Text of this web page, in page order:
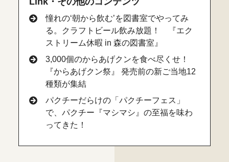
憧れの‘朝から飲む’を図書室でやってみ
る。クラフトビール飲み放題！ 『エク
ストリーム休暇 in 森の図書室』
3,000個のからあげクンを食べ尽くせ！
『からあげクン祭』 発売前の新ご当地12
種類が集結
パクチーだらけの「パクチーフェス」
で、パクチー『マシマシ』の至福を味わ
ってきた！